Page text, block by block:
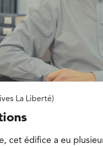
La Liberté)
cet édifice a eu